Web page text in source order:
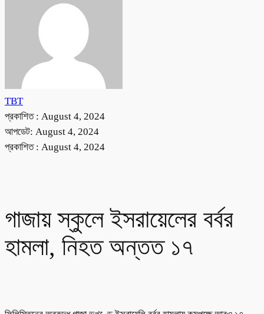
TBT
প্রকাশিত : August 4, 2024
আপডেট: August 4, 2024
প্রকাশিত : August 4, 2024
গাজায় স্কুলে ইসরায়েলের বর্বর
হামলা, নিহত অন্তত ১৭